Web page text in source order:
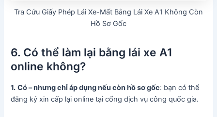
Tra Cứu Giấy Phép Lái Xe-Mất Bằng Lái Xe A1 Không Còn
Hồ Sơ Gốc
6. Có thể làm lại bằng lái xe A1
online không?
1. Có – nhưng chỉ áp dụng nếu còn hồ sơ gốc: bạn có thể
đăng ký xin cấp lại online tại cổng dịch vụ công quốc gia.